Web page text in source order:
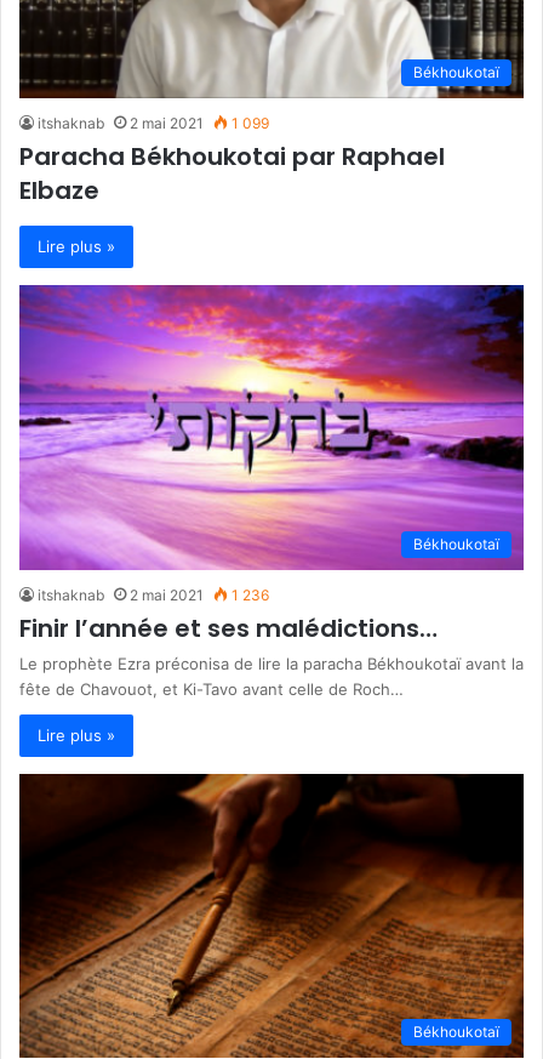
Békhoukotaï
itshaknab 2 mai 2021 1 099
Paracha Békhoukotai par Raphael
Elbaze
Lire plus »
Békhoukotaï
itshaknab 2 mai 2021 1 236
Finir l’année et ses malédictions…
Le prophète Ezra préconisa de lire la paracha Békhoukotaï avant la
fête de Chavouot, et Ki-Tavo avant celle de Roch…
Lire plus »
Békhoukotaï